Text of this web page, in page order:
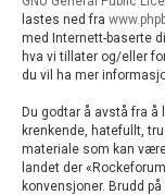
lastes ned fra
med Internett-baserte
hva vi tillater og/eller
du vil ha mer
Du godtar å avstå fra å
krenkende, hatefullt,
materiale som kan
landet der
konvensjoner. Brudd